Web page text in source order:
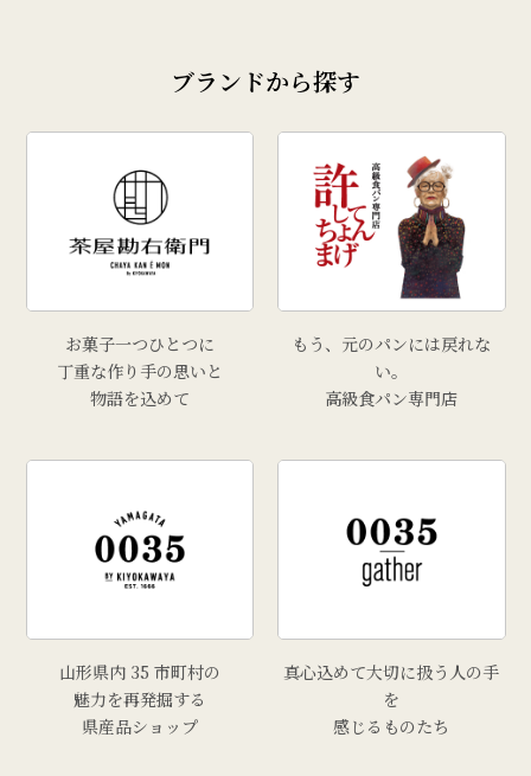
ブランドから探す
お菓子一つひとつに
丁重な作り手の思いと
物語を込めて
もう、元のパンには戻れな
い。
高級食パン専門店
山形県内 35 市町村の
魅力を再発掘する
県産品ショップ
真心込めて大切に扱う人の手
を
感じるものたち